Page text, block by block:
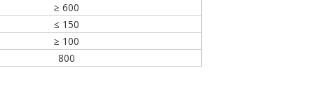
≥ 600
≤ 150
≥ 100
800